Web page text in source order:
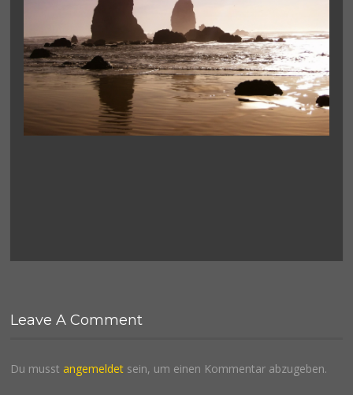
Leave A Comment
Du musst angemeldet sein, um einen Kommentar abzugeben.